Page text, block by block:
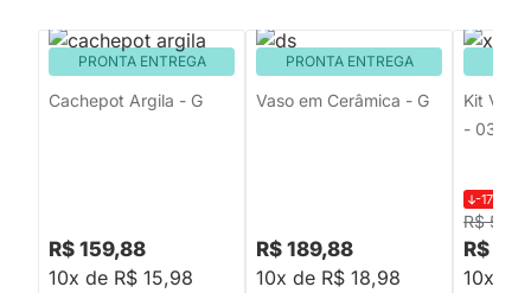
PRONTA ENTREGA
Cachepot Argila - G
R$ 159,88
10x de R$ 15,98
PRONTA ENTREGA
Vaso em Cerâmica - G
R$ 189,88
10x de R$ 18,98
Kit
- 03
R$
-17%
R$
10x de